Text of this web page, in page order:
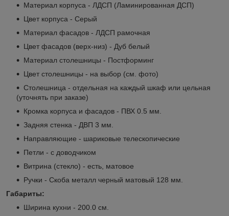
Материал корпуса - ЛДСП (Ламинированная ДСП)
Цвет корпуса - Серый
Материал фасадов - ЛДСП рамочная
Цвет фасадов (верх-низ) - Дуб белый
Материал столешницы - Постформинг
Цвет столешницы - на выбор (см. фото)
Столешница - отдельная на каждый шкаф или цельная
(уточнять при заказе)
Кромка корпуса и фасадов - ПВХ 0.5 мм.
Задняя стенка - ДВП 3 мм.
Направляющие - шариковые телескопические
Петли - с доводчиком
Витрина (стекло) - есть, матовое
Ручки - Скоба металл черный матовый 128 мм.
Габариты:
Ширина кухни - 200.0 см.